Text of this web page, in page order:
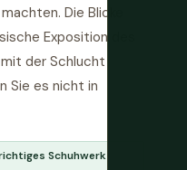
Die Blicke
Exposition des
der Schlucht
Sie es nicht in
Schuhwerk